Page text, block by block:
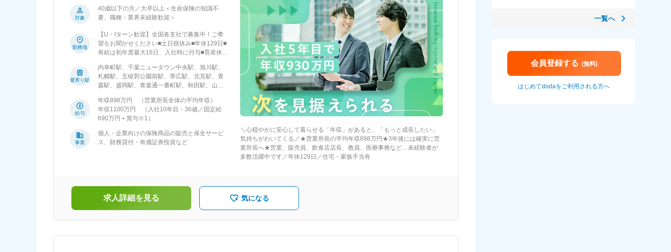
対象
40歳以下の方／大卒以上＜生命保険の知識不
要、職種・業界未経験歓迎＞
勤務地
【U・Iターン歓迎】全国各支社で募集中！ご希
望をお聞かせください■土日祝休み■年休129日■
有給は初年度最大16日、入社時に付与■育産休の
休暇OK！富国生命には「仕事とプライベートの
どちらも大切にするのも、営業所長の仕事の一
つ」という考え方が浸透しています。メンバー
の見本となる営業所長こそ率先してメリハリよ
く働けるよう、全社をあげて業務効率の向上に
取り組んでいます。 ＜勤務地詳細＞ 北海道、青
木、群馬、埼玉、千葉、東京、神奈川、山梨、
岐阜、静岡、愛知、三重、新潟、富山、石川、
居住地近くの支社に配属となります※受動喫煙対
策あり
最寄り駅
内幸町駅、千葉ニュータウン中央駅、旭川駅、
札幌駅、五稜郭公園前駅、帯広駅、北見駅、青
森駅、盛岡駅、青葉通一番町駅、秋田駅、山形
前駅、北鉄金沢駅、仁愛女子高校駅、偕楽園
駅、宇都宮駅、中央前橋駅、大宮駅(埼玉県)、千
葉駅、馬車道駅、京急川崎駅、石上駅、甲府
駅、日本橋駅(東京都)、東陽町駅、都庁前駅、北
千住駅、東池袋駅、立川北駅、町田駅、松本
町駅(香川県)、市役所前駅(愛媛県)、高知城前
駅、平和通駅、呉服町駅(福岡県)、佐賀駅、桜町
駅(長崎県)、花畑町駅、大分駅、宮崎駅、高見馬
場駅、県庁前駅(沖縄県)、虎ノ門駅、さっぽろ
駅、田原町駅(福井県)、前橋駅、新千葉駅、桜木
給与
年収898万円 （営業所長全体の平均年収）
年収1100万円 （入社10年目・36歳／固定給
690万円＋賞与※1）
事業
個人・企業向けの保険商品の販売と保全サービ
ス、財務貸付・有価証券投資など
＼心穏やかに安心して暮らせる「年収」があると、「もっと成長したい」
気持ちがわいてくる／★営業所長の平均年収898万円★3年後には確実に営
業所長へ★営業、販売員、飲食店店長、教員、医療事務など…未経験者が
多数活躍中です／年休129日／住宅・家族手当有
求人詳細を見る 気になる
一覧へ
会員登録する (無料)
はじめてdodaをご利用される方へ